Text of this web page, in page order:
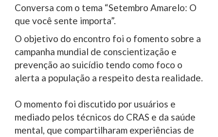
Conversa com o tema “Setembro Amarelo: O
que você sente importa”.
O objetivo do encontro foi o fomento sobre a
campanha mundial de conscientização e
prevenção ao suicídio tendo como foco o
alerta a população a respeito desta realidade.
O momento foi discutido por usuários e
mediado pelos técnicos do CRAS e da saúde
mental, que compartilharam experiências de